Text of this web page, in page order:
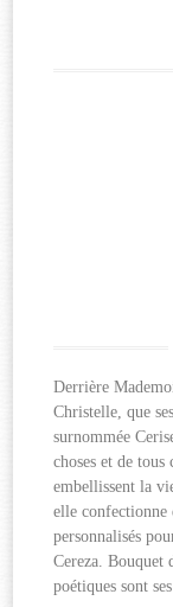
Derrière
Christelle, que
surnommée
choses et de tous
embellissent la
elle confectionne
personnalisés
Cereza. Bouquet
poétiques sont